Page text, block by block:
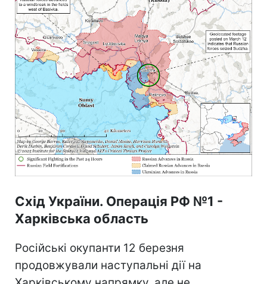
Схід України. Операція РФ №1 -
Харківська область
Російські окупанти 12 березня
продовжували наступальні дії на